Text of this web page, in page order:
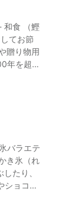
全国納
す。その
実家を
に近年
う人
贈り物用
年を超え
けます
日本食
製法は
バラエテ
たり、